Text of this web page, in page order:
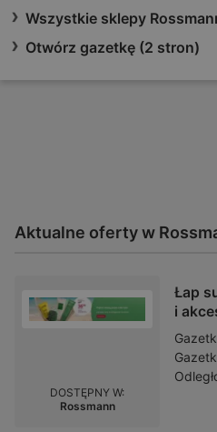
Wszystkie sklepy
Otwórz gazetkę (2 stron)
Aktualne oferty w
Łap
i
DOSTĘPNY W:
Rossmann